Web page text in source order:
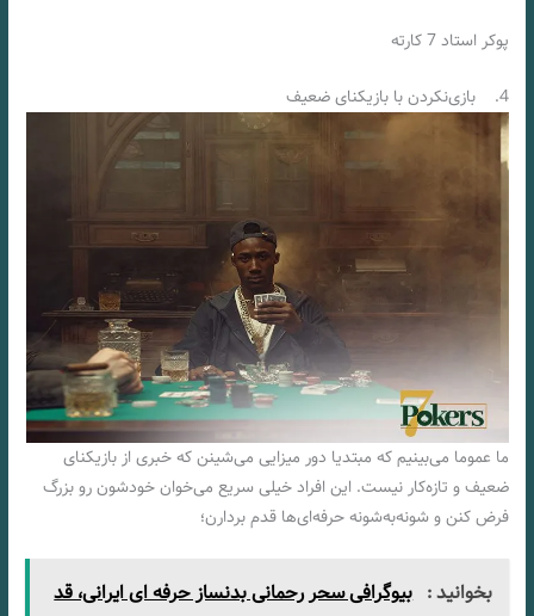
پوکر استاد 7 کارته
4. بازی‌نکردن با بازیکنای ضعیف
ما عموما می‌بینیم که مبتدیا دور میزایی می‌شینن که خبری از بازیکنای
ضعیف و تازه‌کار نیست. این افراد خیلی سریع می‌خوان خودشون رو بزرگ
فرض کنن و شونه‌به‌شونه حرفه‌ای‌ها قدم بردارن؛
بخوانید : بیوگرافی سحر رحمانی بدنساز حرفه ای ایرانی، قد